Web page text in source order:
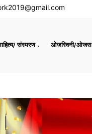
संस्मरण ओजस्विनी/ओजस